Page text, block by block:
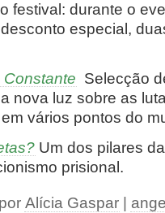
festival: durante o
especial,
Selecção
nova luz sobre as
vários pontos do
Um dos pilares
Alícia Gaspar